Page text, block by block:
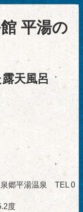
平湯の
天風呂
郷平湯温泉 TEL 0
度